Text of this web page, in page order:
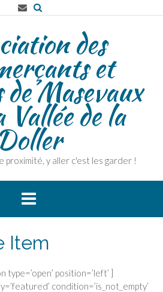
des
et
Masevaux
Vallée de la
Doller
proximité, y aller c'est les garder !
Item
type=’open’ position=’left’ ]
condition=’is_not_empty’